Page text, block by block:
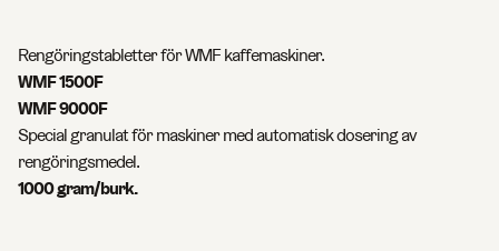
Rengöringstabletter för WMF kaffemaskiner.
WMF 1500F
WMF 9000F
Special granulat för maskiner med automatisk dosering av
rengöringsmedel.
1000 gram/burk.